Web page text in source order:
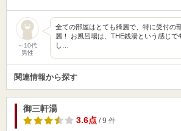
～10代
男性
全ての部屋はとても綺麗で、特に受付の
麗！ お風呂場は、THE銭湯という感じで
し…
関連情報から探す
御三軒湯
3.6点/ 9 件